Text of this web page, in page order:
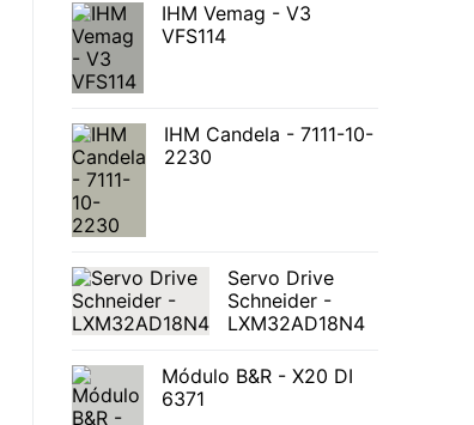
IHM Vemag - V3
VFS114
IHM Candela - 7111-10-
2230
Servo Drive
Schneider -
LXM32AD18N4
Módulo B&R - X20 DI
6371